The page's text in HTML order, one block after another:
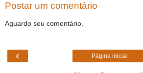
Postar um comentário
Aguardo seu comentário.
‹ Página inicial